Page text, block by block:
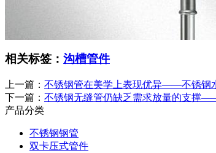
相关标签： 沟槽管件
上一篇： 不锈钢管在美学上表现优异——不锈钢
下一篇： 不锈钢无缝管仍缺乏需求放量的支撑
产品分类
不锈钢钢管
双卡压式管件